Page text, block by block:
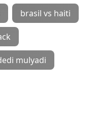
brasil vs haiti
mulyadi